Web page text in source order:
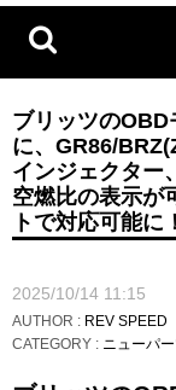
ブリッツのOBD
に、GR86/
インジェクター
空燃比の表示が
トで対応可能に！
2025/10/14 11:15
AUTHOR : REV SPEED
CATEGORY : ニューパ